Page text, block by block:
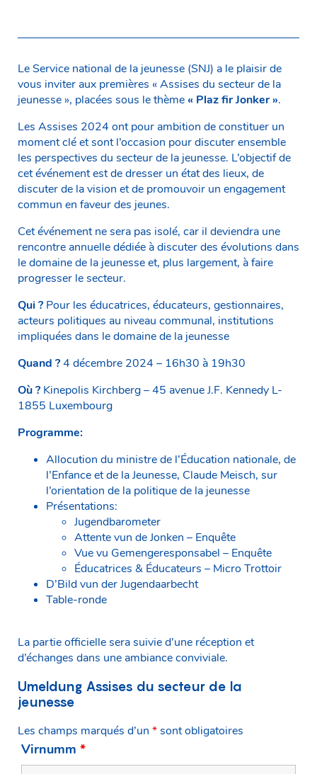
Le Service national de la jeunesse (SNJ) a le plaisir de
vous inviter aux premières « Assises du secteur de la
jeunesse », placées sous le thème « Plaz fir Jonker ».
Les Assises 2024 ont pour ambition de constituer un
moment clé et sont l’occasion pour discuter ensemble
les perspectives du secteur de la jeunesse. L’objectif de
cet événement est de dresser un état des lieux, de
discuter de la vision et de promouvoir un engagement
commun en faveur des jeunes.
Cet événement ne sera pas isolé, car il deviendra une
rencontre annuelle dédiée à discuter des évolutions dans
le domaine de la jeunesse et, plus largement, à faire
progresser le secteur.
Qui ? Pour les éducatrices, éducateurs, gestionnaires,
acteurs politiques au niveau communal, institutions
impliquées dans le domaine de la jeunesse
Quand ?4 décembre 2024 – 16h30 à 19h30
Où ? Kinepolis Kirchberg – 45 avenue J.F. Kennedy L-
1855 Luxembourg
Programme:
Allocution du ministre de l’Éducation nationale, de
l’Enfance et de la Jeunesse, Claude Meisch, sur
l’orientation de la politique de la jeunesse
Présentations:
Jugendbarometer
Attente vun de Jonken – Enquête
Vue vu Gemengeresponsabel – Enquête
Éducatrices & Éducateurs – Micro Trottoir
D’Bild vun der Jugendaarbecht
Table-ronde
La partie officielle sera suivie d’une réception et
d’échanges dans une ambiance conviviale.
Umeldung Assises du secteur de la
jeunesse
Les champs marqués d’un *sont obligatoires
Virnumm *